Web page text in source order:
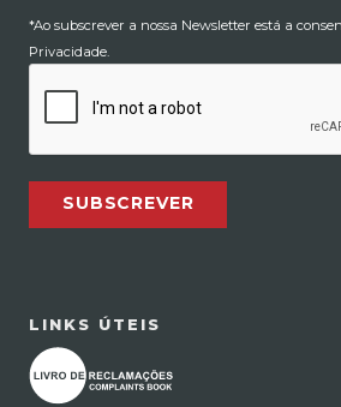
*Ao subscrever a nossa Newsletter está a
Privacidade.
SUBSCREVER
LINKS ÚTEIS